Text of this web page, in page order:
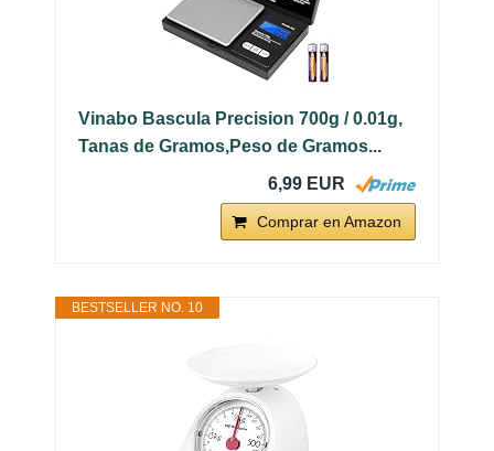
Vinabo Bascula Precision 700g / 0.01g,
Tanas de Gramos,Peso de Gramos...
6,99 EUR
Comprar en Amazon
BESTSELLER NO. 10